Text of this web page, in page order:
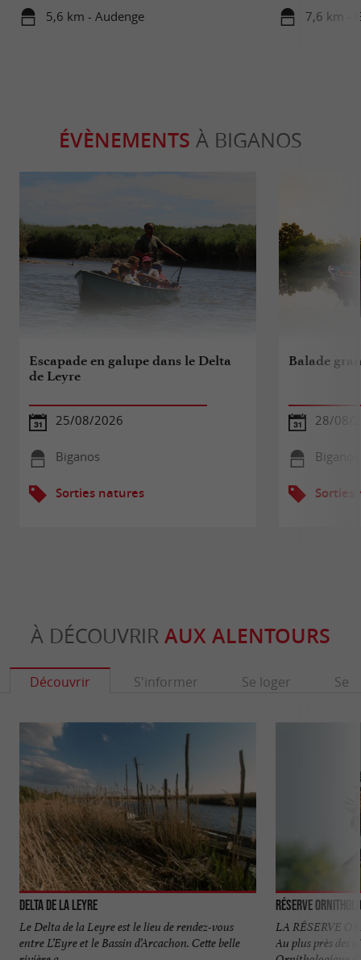
5,6 km - Audenge 7,6 km -
ÉVÈNEMENTS À BIGANOS
Escapade en galupe dans le Delta
de Leyre
25/08/2026
Biganos
Sorties natures
Balade
28/08/
Biganos
Sorties
À DÉCOUVRIR AUX ALENTOURS
Découvrir S'informer Se loger Se
Delta de la Leyre
Le Delta de la Leyre est le lieu de rendez-vous
entre L’Eyre et le Bassin d’Arcachon. Cette belle
Réserve
LA RÉSERVE
Au plus près des